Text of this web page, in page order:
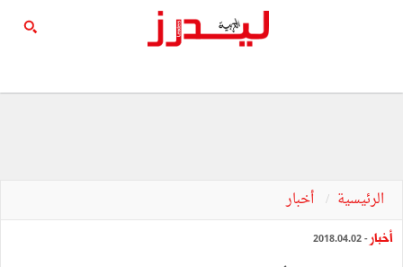
الرئيسية أخبار
أخبار - 2018.04.02